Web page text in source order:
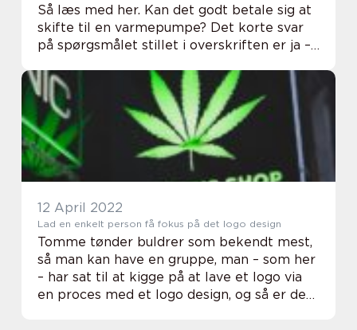
Så læs med her. Kan det godt betale sig at
skifte til en varmepumpe? Det korte svar
på spørgsmålet stillet i overskriften er ja –
varmepumpe. Uanset om du fyrer med
olie...
12 April 2022
Lad en enkelt person få fokus på det logo design
Tomme tønder buldrer som bekendt mest,
så man kan have en gruppe, man – som her
– har sat til at kigge på at lave et logo via
en proces med et logo design, og så er det